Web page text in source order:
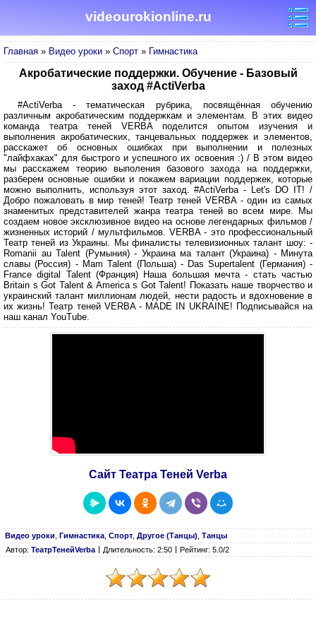
videourokionline.ru
Главная » Видео уроки » Спорт » Гимнастика
Акробатические поддержки. Обучение - Базовый
заход #ActiVerba
#ActiVerba - тематическая рубрика, посвящённая обучению
различным акробатическим поддержкам и элементам. В этих видео
команда театра теней VERBA поделится опытом изучения и
выполнения акробатических, танцевальных поддержек и элементов,
расскажет об основных ошибках при выполнении и полезных
"лайфхаках" для быстрого и успешного их освоения :) / В этом видео
мы расскажем теорию выполения базового захода на поддержки,
разберем основные ошибки и покажем вариации поддержек, которые
можно выполнить, используя этот заход. #ActiVerba - Let's DO IT! /
Добро пожаловать в мир теней! Театр теней VERBA - один из самых
знаменитых представителей жанра театра теней во всем мире. Мы
создаем новое эксклюзивное видео на основе легендарных фильмов /
жизненных историй / мультфильмов. VERBA - это профессиональный
Театр теней из Украины. Мы финалисты телевизионных талант шоу: -
Romanii au Talent (Румыния) - Украина ма талант (Украина) - Минута
славы (Россия) - Мam Talent (Польша) - Das Supertalent (Германия) -
France digital Talent (Франция) Наша большая мечта - стать частью
Britain s Got Talent & America s Got Talent! Показать наше творчество и
украинский талант миллионам людей, нести радость и вдохновение в
их жизнь! Театр теней VERBA - MADE IN UKRAINE! Подписывайся на
наш канал YouTube.
Сайт Театра Теней Verba
Видео уроки Гимнастика Спорт Другое (Танцы) Танцы
Автор: ТеатрТенейVerba Длительность: 2:50 Рейтинг: 5.0/2